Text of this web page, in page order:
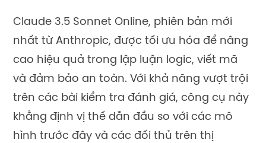
Claude 3.5 Sonnet Online, phiên bản mới
nhất từ Anthropic, được tối ưu hóa để nâng
cao hiệu quả trong lập luận logic, viết mã
và đảm bảo an toàn. Với khả năng vượt trội
trên các bài kiểm tra đánh giá, công cụ này
khẳng định vị thế dẫn đầu so với các mô
hình trước đây và các đối thủ trên thị